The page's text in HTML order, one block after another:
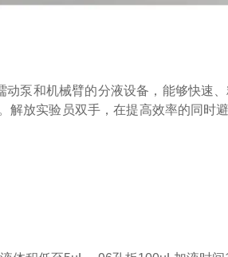
泵和机械臂的分液设备，能够快速
解放实验员双手，在提高效率的同时